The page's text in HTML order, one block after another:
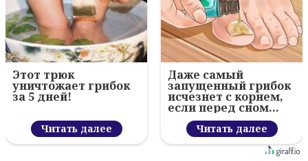
Этот трюк
уничтожает грибок
за 5 дней!
Читать далее
Даже самый
запущенный грибок
исчезнет с корнем,
если перед сном…
Читать далее